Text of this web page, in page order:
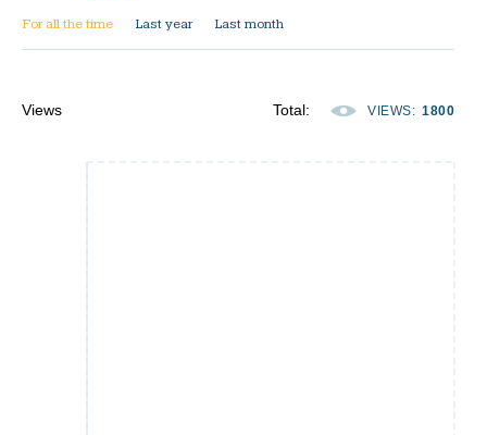
For all the time Last year Last month
Views Total: VIEWS: 1800